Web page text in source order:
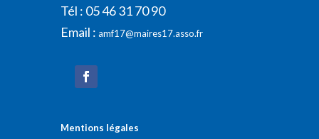
Tél : 05 46 31 70 90
Email : amf17@maires17.asso.fr
Mentions légales